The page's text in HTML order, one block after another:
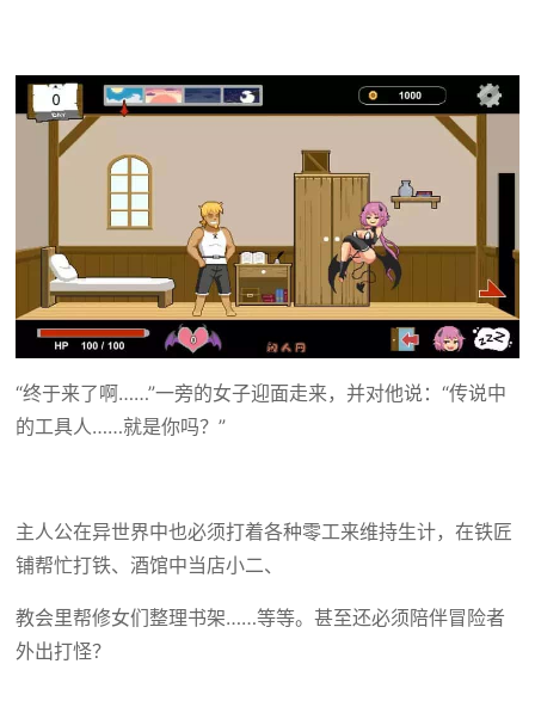
“终于来了啊……”一旁的女子迎面走来，并对他说：“传说中
的工具人……就是你吗？”
主人公在异世界中也必须打着各种零工来维持生计，在铁匠
铺帮忙打铁、酒馆中当店小二、
教会里帮修女们整理书架……等等。甚至还必须陪伴冒险者
外出打怪？